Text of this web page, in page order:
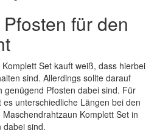
für den
Set kauft weiß, dass hierbei
sind. Allerdings sollte darauf
genügend Pfosten dabei sind. Für
unterschiedliche Längen bei den
Komplett Set in
dabei sind.